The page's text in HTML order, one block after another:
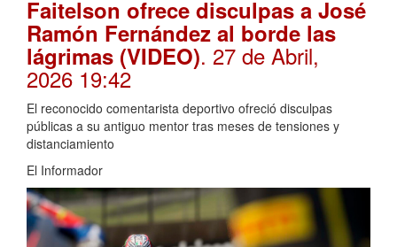
Faitelson ofrece disculpas a José
Ramón Fernández al borde las
lágrimas (VIDEO). 27 de Abril,
2026 19:42
El reconocido comentarista deportivo ofreció disculpas
públicas a su antiguo mentor tras meses de tensiones y
distanciamiento
El Informador